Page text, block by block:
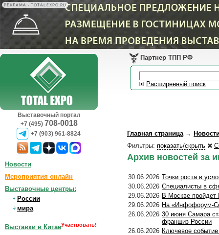
РЕКЛАМА • TOTALEXPO.RU
Выставочный портал
+7 (495) 708-0018
+7 (903) 961-8824
Партнер ТПП РФ
Расширенный поиск
Главная страница→
Фильтры: показать/скрыть
Архив новостей за
30.06.2026 Точки роста в
30.06.2026 Специалисты в
29.06.2026 В Москве пройдет
29.06.2026 На «Инфофорум-
26.06.2026 30 июня Самара
франшиз России
26.06.2026 Ключевое
Новости
Мероприятия онлайн
Выставочные центры:
России
мира
Выставки в КитаеУчаствовать!